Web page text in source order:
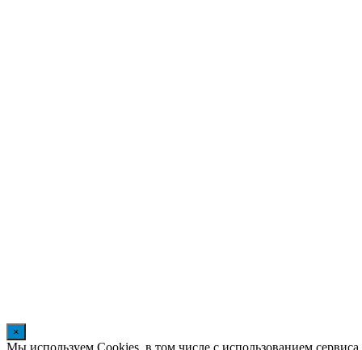
×
Мы используем Cookies, в том числе с использованием